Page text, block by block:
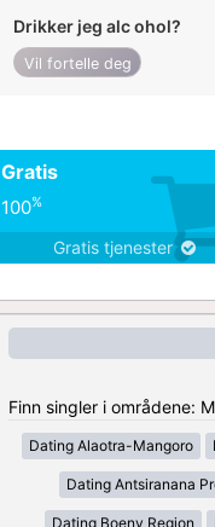
Drikker jeg alc ohol?
Vil fortelle deg
Gratis
100%
Gratis tjenester
Finn singler i områdene:
Dating Alaotra-Mangoro
Dating Antsiranana
Dating Boeny Region